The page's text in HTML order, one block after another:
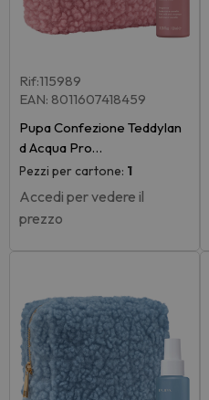
Rif:115989
EAN: 8011607418459
Pupa Confezione Teddylan
d Acqua Pro…
Pezzi per cartone: 1
Accedi per vedere il
prezzo